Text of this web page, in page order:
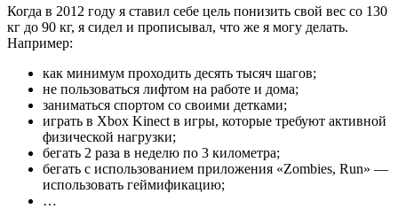
Когда в 2012 году я ставил себе цель понизить свой вес со 130
кг до 90 кг, я сидел и прописывал, что же я могу делать.
Например:
как минимум проходить десять тысяч шагов;
не пользоваться лифтом на работе и дома;
заниматься спортом со своими детками;
играть в Xbox Kinect в игры, которые требуют активной
физической нагрузки;
бегать 2 раза в неделю по 3 километра;
бегать с использованием приложения «Zombies, Run» —
использовать геймификацию;
…